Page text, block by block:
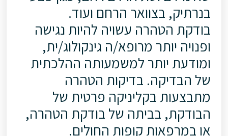
בנרתיק, בצוואר הרחם ועוד.
בודקת הטהרה עשויה להיות נגישה
ופנויה יותר מרופא/ה גינקולוג/ית,
ומודעת יותר למשמעותה ההלכתית
של הבדיקה. בדיקות הטהרה
מתבצעות בקליניקה פרטית של
הבודקת, בביתה של בודקת הטהרה,
או במרפאות קופות החולים.